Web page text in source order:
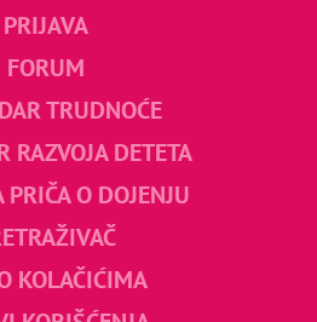
PRIJAVA
FORUM
TRUDNOĆE
RAZVOJA DETETA
PRIČA O DOJENJU
KOLAČIĆIMA